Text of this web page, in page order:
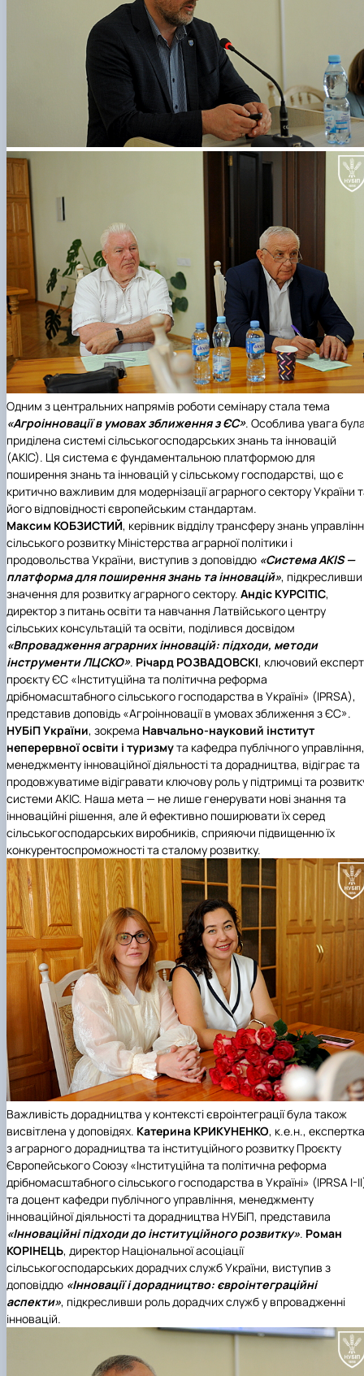
Одним з центральних напрямів роботи семінару стала тема
«Агроінновації в умовах зближення з ЄС». Особлива увага
приділена системі сільськогосподарських знань та інновацій
(АКІС). Ця система є фундаментальною платформою для
поширення знань та інновацій у сільському господарстві, що є
критично важливим для модернізації аграрного сектору України
його відповідності європейським стандартам.
Максим КОБЗИСТИЙ, керівник відділу трансферу знань
сільського розвитку Міністерства аграрної політики і
продовольства України, виступив з доповіддю «Система AKIS —
платформа для поширення знань та інновацій», підкресливши
значення для розвитку аграрного сектору. Андіс КУРСІТІС,
директор з питань освіти та навчання Латвійського центру
сільських консультацій та освіти, поділився досвідом
«Впровадження аграрних інновацій: підходи, методи
інструменти ЛЦСКО». Річард РОЗВАДОВСКІ, ключовий експерт
проєкту ЄС «Інституційна та політична реформа
дрібномасштабного сільського господарства в Україні» (IPRSA),
представив доповідь «Агроінновації в умовах зближення з ЄС».
НУБіП України, зокрема Навчально-науковий інститут
неперервної освіти і туризмута кафедра публічного управління,
менеджменту інноваційної діяльності та дорадництва, відіграє та
продовжуватиме відігравати ключову роль у підтримці та
системи АКІС. Наша мета — не лише генерувати нові знання та
інноваційні рішення, але й ефективно поширювати їх серед
сільськогосподарських виробників, сприяючи підвищенню їх
конкурентоспроможності та сталому розвитку.
Важливість дорадництва у контексті євроінтеграції була також
висвітлена у доповідях. Катерина КРИКУНЕНКО, к.е.н., експертка
з аграрного дорадництва та інституційного розвитку Проєкту
Європейського Союзу «Інституційна та політична реформа
дрібномасштабного сільського господарства в Україні» (IPRSA I-
та доцент кафедри публічного управління, менеджменту
інноваційної діяльності та дорадництва НУБіП, представила
«Інноваційні підходи до інституційного розвитку». Роман
КОРІНЕЦЬ, директор Національної асоціації
сільськогосподарських дорадчих служб України, виступив з
доповіддю «Інновації і дорадництво: євроінтеграційні
аспекти», підкресливши роль дорадчих служб у впровадженні
інновацій.